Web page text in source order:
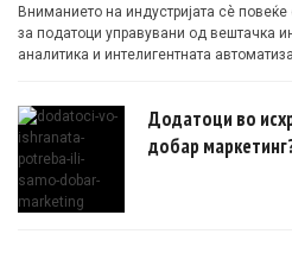
Вниманието на индустријата сè
за податоци управувани од вештачка
аналитика и интелигентната
Додатоци во
добар